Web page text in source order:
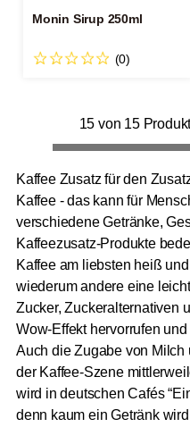
Monin Sirup 250ml
(0)
15 von 15
Kaffee Zusatz für den
Kaffee - das kann für
verschiedene Getränke,
Kaffeezusatz-Produkte
Kaffee am liebsten heiß
wiederum andere eine
Zucker, Zuckeralternativen
Wow-Effekt hervorrufen
Auch die Zugabe von
der Kaffee-Szene
wird in deutschen Cafés
denn kaum ein Getränk